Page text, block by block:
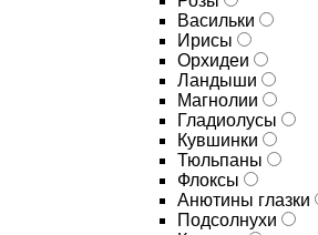
Васильки
Ирисы
Орхидеи
Ландыши
Магнолии
Гладиолусы
Кувшинки
Тюльпаны
Флоксы
Анютины глазки
Подсолнухи